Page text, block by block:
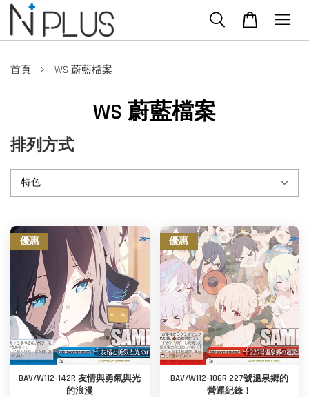
首頁 › WS 蔚藍檔案
WS 蔚藍檔案
排列方式
優惠
BAV/W112-142R 友情與勇氣與光
的浪漫
優惠
BAV/W112-106R 227號溫泉鄉的
營運紀錄！